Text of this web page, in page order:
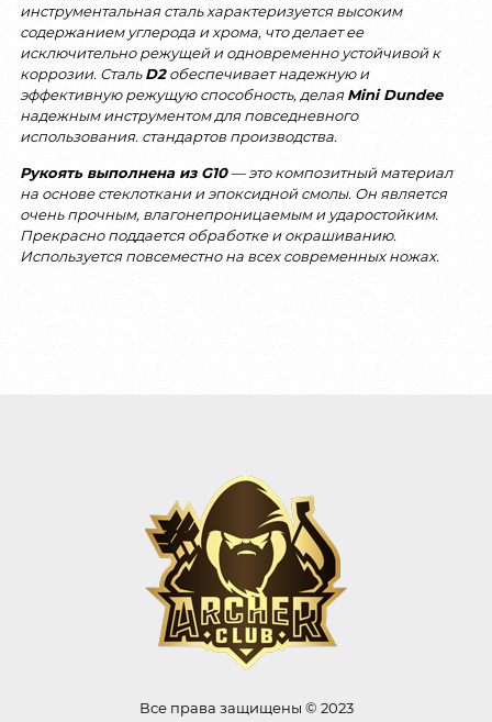
инструментальная сталь характеризуется высоким
содержанием углерода и хрома, что делает ее
исключительно режущей и одновременно устойчивой к
коррозии. СтальD2обеспечивает надежную и
эффективную режущую способность, делаяMini Dundee
надежным инструментом для повседневного
использования. стандартов производства.
Рукоять выполнена из G10— это композитный материал
на основе стеклоткани и эпоксидной смолы. Он является
очень прочным, влагонепроницаемым и ударостойким.
Прекрасно поддается обработке и окрашиванию.
Используется повсеместно на всех современных ножах.
Все права защищены © 2023